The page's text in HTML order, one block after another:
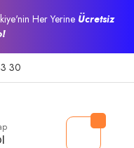
Her Yerine Ücretsiz
30